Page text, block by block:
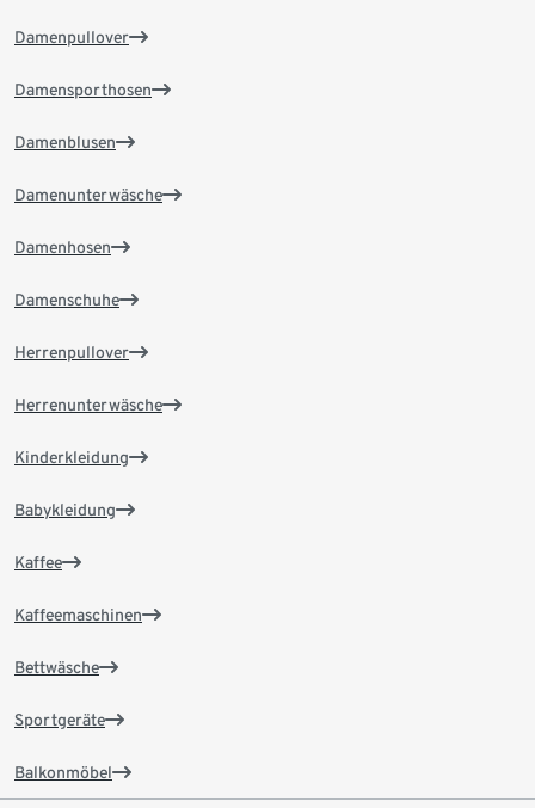
Damenpullover
Damensporthosen
Damenblusen
Damenunterwäsche
Damenhosen
Damenschuhe
Herrenpullover
Herrenunterwäsche
Kinderkleidung
Babykleidung
Kaffee
Kaffeemaschinen
Bettwäsche
Sportgeräte
Balkonmöbel